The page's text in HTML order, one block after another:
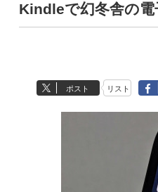
Kindleで幻冬舎の
ポスト リスト